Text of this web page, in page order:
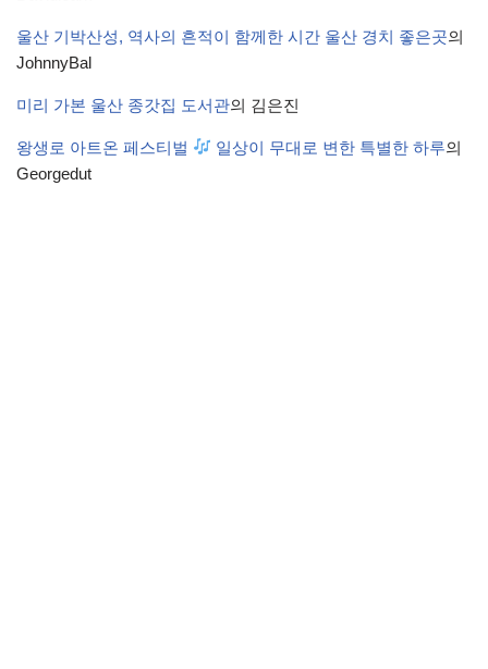
울산 기박산성, 역사의 흔적이 함께한 시간 울산 경치 좋은곳의
JohnnyBal
미리 가본 울산 종갓집 도서관의 김은진
왕생로 아트온 페스티벌 일상이 무대로 변한 특별한 하루의
Georgedut